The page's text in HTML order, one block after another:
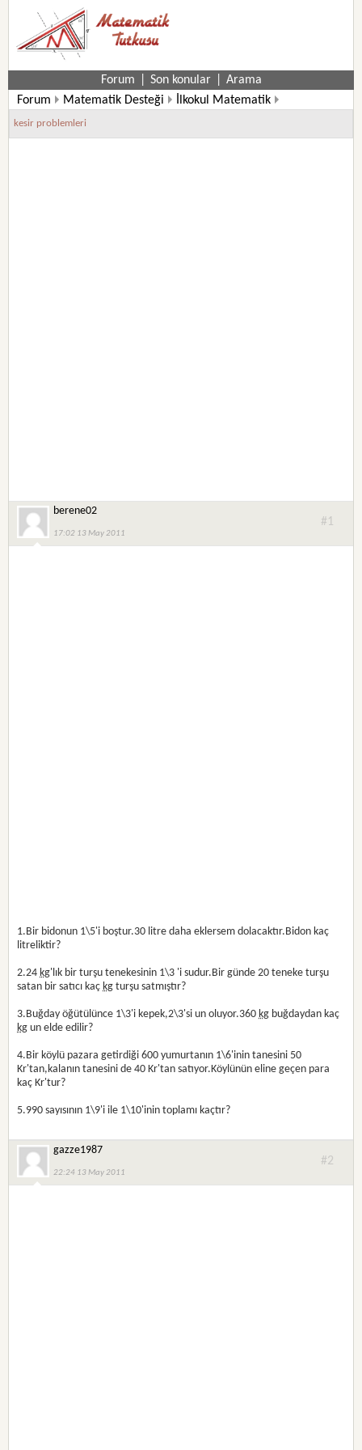
Forum Son konular
Arama
Forum
Matematik Desteği
İlkokul Matematik
3. Sınıf Matematik Soruları
kesir problemleri
berene02
17:02 13 May 2011
#1
1.Bir bidonun 1\5'i boştur.30 litre daha eklersem dolacaktır.Bidon kaç
litreliktir?
2.24 kg'lık bir turşu tenekesinin 1\3 'i sudur.Bir günde 20 teneke turşu
satan bir satıcı kaç kg turşu satmıştır?
3.Buğday öğütülünce 1\3'i kepek,2\3'si un oluyor.360 kg buğdaydan kaç
kg un elde edilir?
4.Bir köylü pazara getirdiği 600 yumurtanın 1\6'inin tanesini 50
Kr'tan,kalanın tanesini de 40 Kr'tan satıyor.Köylünün eline geçen para
kaç Kr'tur?
5.990 sayısının 1\9'i ile 1\10'inin toplamı kaçtır?
gazze1987
22:24 13 May 2011
#2